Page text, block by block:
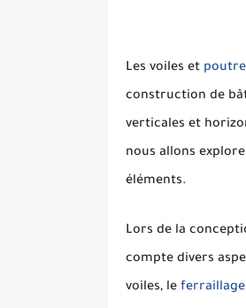
Les voiles et
construction de
verticales et
nous allons
éléments.
Lors de la
compte divers
voiles, le ferraillage